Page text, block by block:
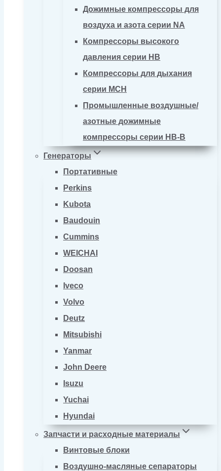
Дожимные компрессоры для
воздуха и азота серии NA
Компрессоры высокого
давления серии HB
Компрессоры для дыхания
серии MCH
Промышленные воздушные/
азотные дожимные
компрессоры серии HB-B
Генераторы
Портативные
Perkins
Kubota
Baudouin
Cummins
WEICHAI
Doosan
Iveco
Volvo
Deutz
Mitsubishi
Yanmar
John Deere
Isuzu
Yuchai
Hyundai
Запчасти и расходные материалы
Винтовые блоки
Воздушно-масляные сепараторы